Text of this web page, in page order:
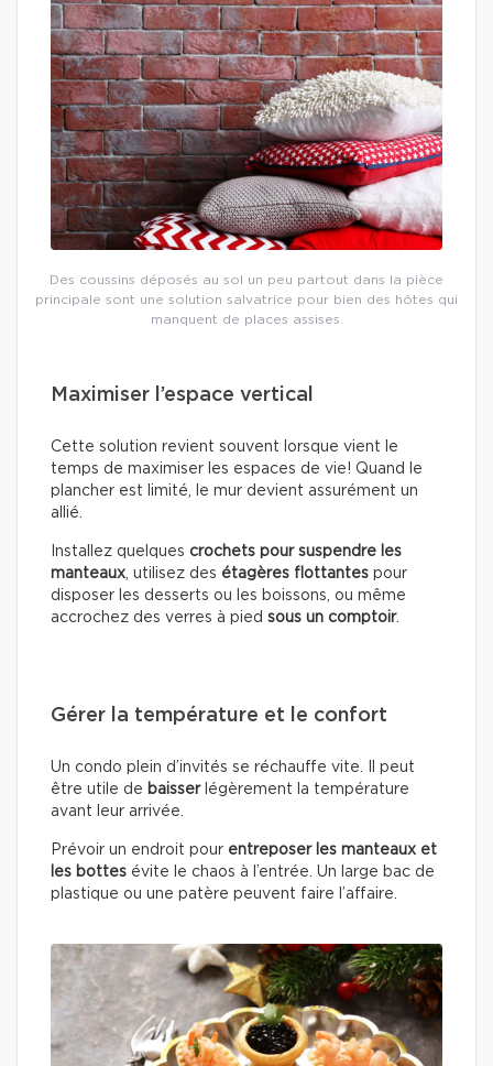
Des coussins déposés au sol un peu partout dans la pièce
principale sont une solution salvatrice pour bien des hôtes qui
manquent de places assises.
Maximiser l’espace vertical
Cette solution revient souvent lorsque vient le
temps de maximiser les espaces de vie! Quand le
plancher est limité, le mur devient assurément un
allié.
Installez quelques crochets pour suspendre les
manteaux, utilisez des étagères flottantes pour
disposer les desserts ou les boissons, ou même
accrochez des verres à pied sous un comptoir.
Gérer la température et le confort
Un condo plein d’invités se réchauffe vite. Il peut
être utile de baisserlégèrement la température
avant leur arrivée.
Prévoir un endroit pour entreposer les manteaux et
les bottes évite le chaos à l’entrée. Un large bac de
plastique ou une patère peuvent faire l’affaire.